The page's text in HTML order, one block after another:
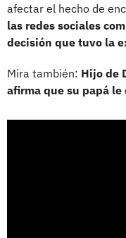
afectar el hecho de
las redes sociales
decisión que tuvo la
Mira también: Hijo de
afirma que su papá